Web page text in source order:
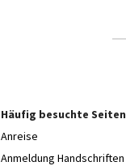
Häufig besuchte Seiten
Anreise
Anmeldung Handschriften